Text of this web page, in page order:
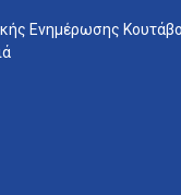
Ενημέρωσης